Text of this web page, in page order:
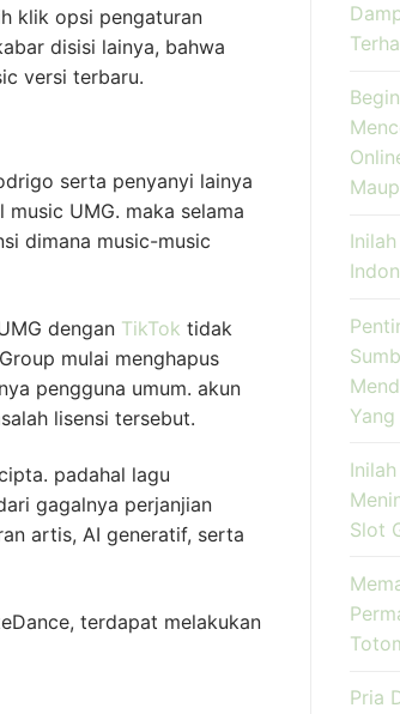
klik opsi pengaturan
disisi lainya, bahwa
versi terbaru.
serta penyanyi lainya
UMG. maka selama
dimana music-music
dengan TikTok tidak
mulai menghapus
pengguna umum. akun
lisensi tersebut.
padahal lagu
gagalnya perjanjian
artis, AI generatif, serta
terdapat melakukan
Slot
Pria